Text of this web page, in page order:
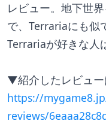
レビュー。地下世
で、Terrariaにも似
Terrariaが好きな人
▼紹介したレビュー
https://
reviews/